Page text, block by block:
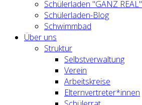
Schülerladen "GANZ REAL"
Schülerladen-Blog
Schwimmbad
Über uns
Struktur
Selbstverwaltung
Verein
Arbeitskreise
Elternvertreter*innen